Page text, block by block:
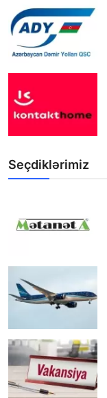
Seçdiklərimiz